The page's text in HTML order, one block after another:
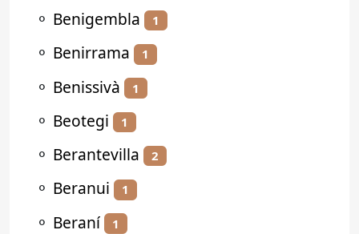
⚬ Benigembla 1
⚬ Benirrama 1
⚬ Benissivà 1
⚬ Beotegi 1
⚬ Berantevilla 2
⚬ Beranui 1
⚬ Beraní 1